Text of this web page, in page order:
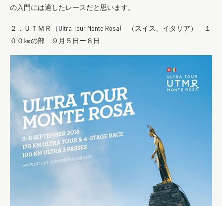
の入門には適したレースだと思います。
２．ＵＴＭＲ（Ultra Tour Monte Rosa) （スイス、イタリア） １
００㎞の部 ９月５日ー８日